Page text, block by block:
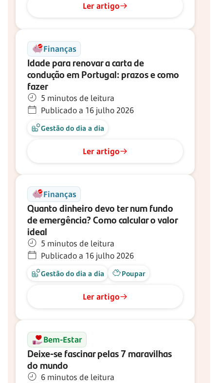
Ler artigo
Finanças
Idade para renovar a carta de
condução em Portugal: prazos e como
fazer
5 minutos de leitura
Publicado a 16 julho 2026
Gestão do dia a dia
Ler artigo
Finanças
Quanto dinheiro devo ter num fundo
de emergência? Como calcular o valor
ideal
5 minutos de leitura
Publicado a 16 julho 2026
Gestão do dia a dia Poupar
Ler artigo
Bem-Estar
Deixe-se fascinar pelas 7 maravilhas
do mundo
6 minutos de leitura